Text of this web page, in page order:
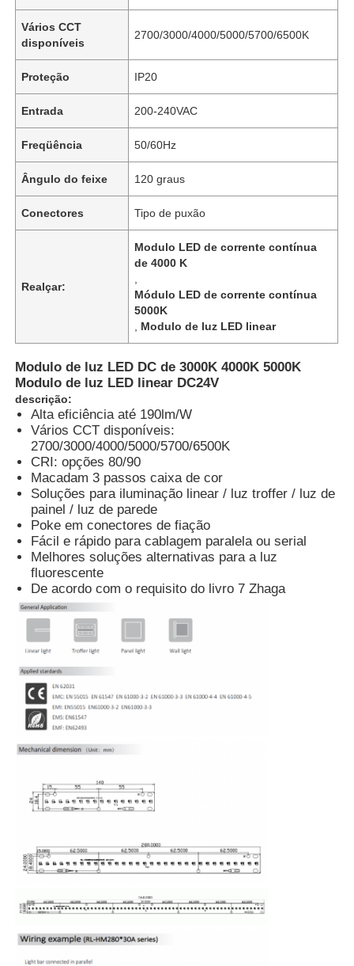
Casa
Produtos
Controle de Qualidade
Vários CCT
disponíveis
2700/3000/4000/5000/5700/6500K
Proteção IP20
Entrada 200-240VAC
Freqüência 50/60Hz
Ângulo do feixe 120 graus
Conectores Tipo de puxão
Realçar:
Modulo LED de corrente contínua
de 4000 K
Módulo LED de corrente contínua
5000K
Modulo de luz LED linear
Modulo de luz LED DC de 3000K 4000K 5000K
Modulo de luz LED linear DC24V
descrição:
Alta eficiência até 190lm/W
Vários CCT disponíveis:
2700/3000/4000/5000/5700/6500K
CRI: opções 80/90
Macadam 3 passos caixa de cor
Soluções para iluminação linear / luz troffer / luz de
painel / luz de parede
Poke em conectores de fiação
Fácil e rápido para cablagem paralela ou serial
Melhores soluções alternativas para a luz
fluorescente
De acordo com o requisito do livro 7 Zhaga